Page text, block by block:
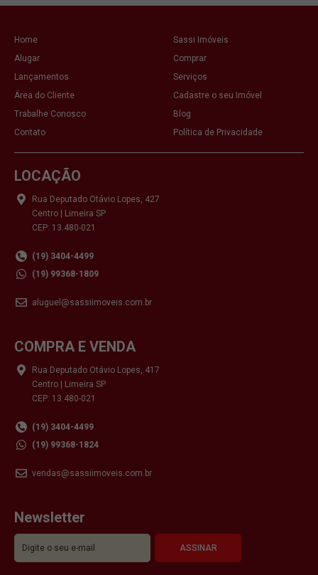
Home
Sassi Imóveis
Alugar
Comprar
Lançamentos
Serviços
Área do Cliente
Cadastre o seu Imóvel
Trabalhe Conosco
Blog
Contato
Política de Privacidade
LOCAÇÃO
Rua Deputado Otávio Lopes, 427
Centro | Limeira SP
CEP: 13.480-021
(19) 3404-4499
(19) 99368-1809
aluguel@sassiimoveis.com.br
COMPRA E VENDA
Rua Deputado Otávio Lopes, 417
Centro | Limeira SP
CEP: 13.480-021
(19) 3404-4499
(19) 99368-1824
vendas@sassiimoveis.com.br
Newsletter